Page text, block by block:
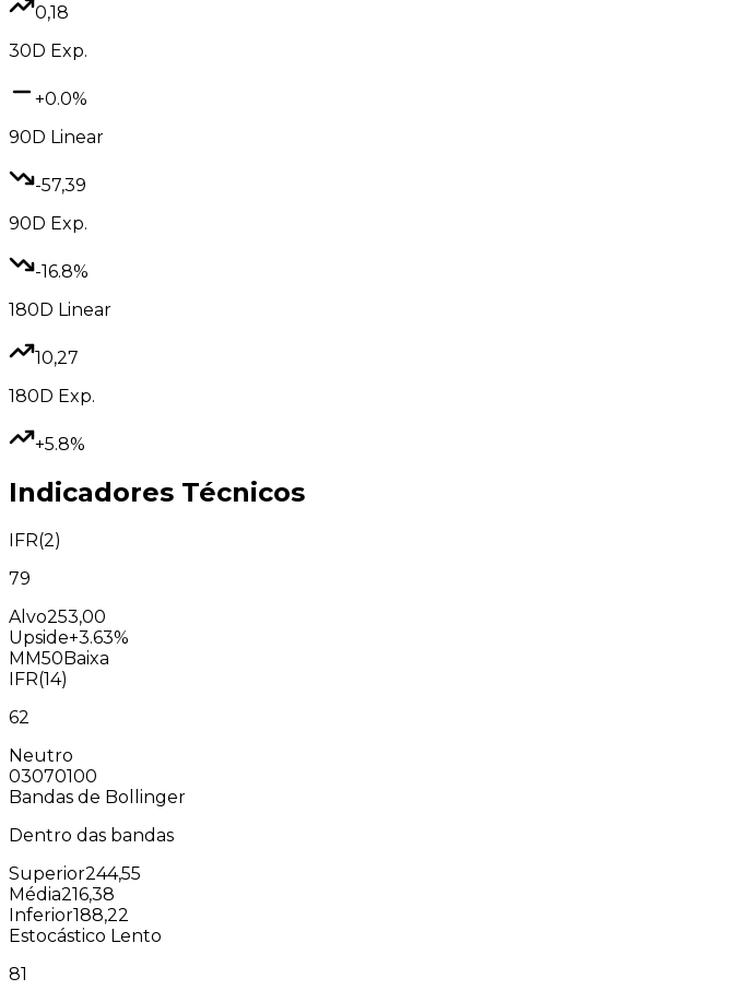
0,18
30D Exp.
+0.0%
90D Linear
-57,39
90D Exp.
-16.8%
180D Linear
10,27
180D Exp.
+5.8%
Indicadores Técnicos
IFR(2)
79
Alvo253,00
Upside+3.63%
MM50Baixa
IFR(14)
62
Neutro
03070100
Bandas de Bollinger
Dentro das bandas
Superior244,55
Média216,38
Inferior188,22
Estocástico Lento
81